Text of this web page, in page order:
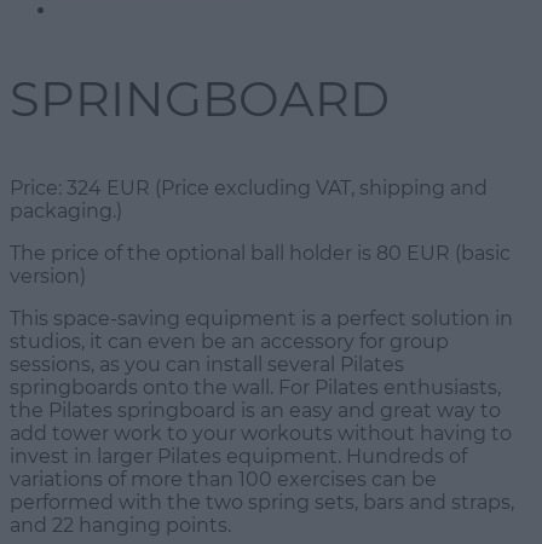
SPRINGBOARD
Price: 324 EUR (Price excluding VAT, shipping and
packaging.)
The price of the optional ball holder is 80 EUR (basic
version)
This space-saving equipment is a perfect solution in
studios, it can even be an accessory for group
sessions, as you can install several Pilates
springboards onto the wall. For Pilates enthusiasts,
the Pilates springboard is an easy and great way to
add tower work to your workouts without having to
invest in larger Pilates equipment. Hundreds of
variations of more than 100 exercises can be
performed with the two spring sets, bars and straps,
and 22 hanging points.